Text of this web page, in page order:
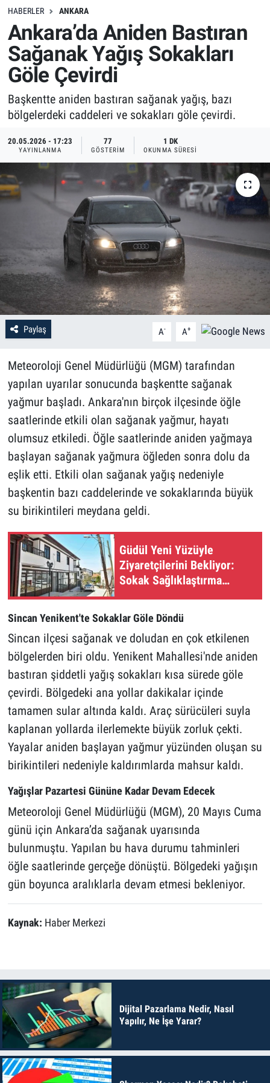
HABERLER ANKARA
Ankara’da Aniden Bastıran
Sağanak Yağış Sokakları
Göle Çevirdi
Başkentte aniden bastıran sağanak yağış, bazı
bölgelerdeki caddeleri ve sokakları göle çevirdi.
20.05.2026 - 17:23
YAYINLANMA
77
GÖSTERIM
1 DK
OKUNMA SÜRESI
Paylaş A- A+
Meteoroloji Genel Müdürlüğü (MGM) tarafından
yapılan uyarılar sonucunda başkentte sağanak
yağmur başladı. Ankara'nın birçok ilçesinde öğle
saatlerinde etkili olan sağanak yağmur, hayatı
olumsuz etkiledi. Öğle saatlerinde aniden yağmaya
başlayan sağanak yağmura öğleden sonra dolu da
eşlik etti. Etkili olan sağanak yağış nedeniyle
başkentin bazı caddelerinde ve sokaklarında büyük
su birikintileri meydana geldi.
Güdül Yeni Yüzüyle
Ziyaretçilerini Bekliyor:
Sokak Sağlıklaştırma
Sincan Yenikent'te Sokaklar Göle Döndü
Sincan ilçesi sağanak ve doludan en çok etkilenen
bölgelerden biri oldu. Yenikent Mahallesi'nde aniden
bastıran şiddetli yağış sokakları kısa sürede göle
çevirdi. Bölgedeki ana yollar dakikalar içinde
tamamen sular altında kaldı. Araç sürücüleri suyla
kaplanan yollarda ilerlemekte büyük zorluk çekti.
Yayalar aniden başlayan yağmur yüzünden oluşan su
birikintileri nedeniyle kaldırımlarda mahsur kaldı.
Yağışlar Pazartesi Gününe Kadar Devam Edecek
Meteoroloji Genel Müdürlüğü (MGM), 20 Mayıs Cuma
günü için Ankara’da sağanak uyarısında
bulunmuştu. Yapılan bu hava durumu tahminleri
öğle saatlerinde gerçeğe dönüştü. Bölgedeki yağışın
gün boyunca aralıklarla devam etmesi bekleniyor.
Kaynak: Haber Merkezi
Dijital Pazarlama Nedir, Nasıl
Yapılır, Ne İşe Yarar?